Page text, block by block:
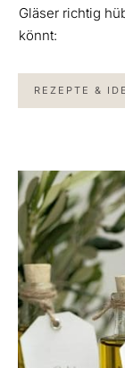
Gläser richtig
könnt:
REZEPTE &